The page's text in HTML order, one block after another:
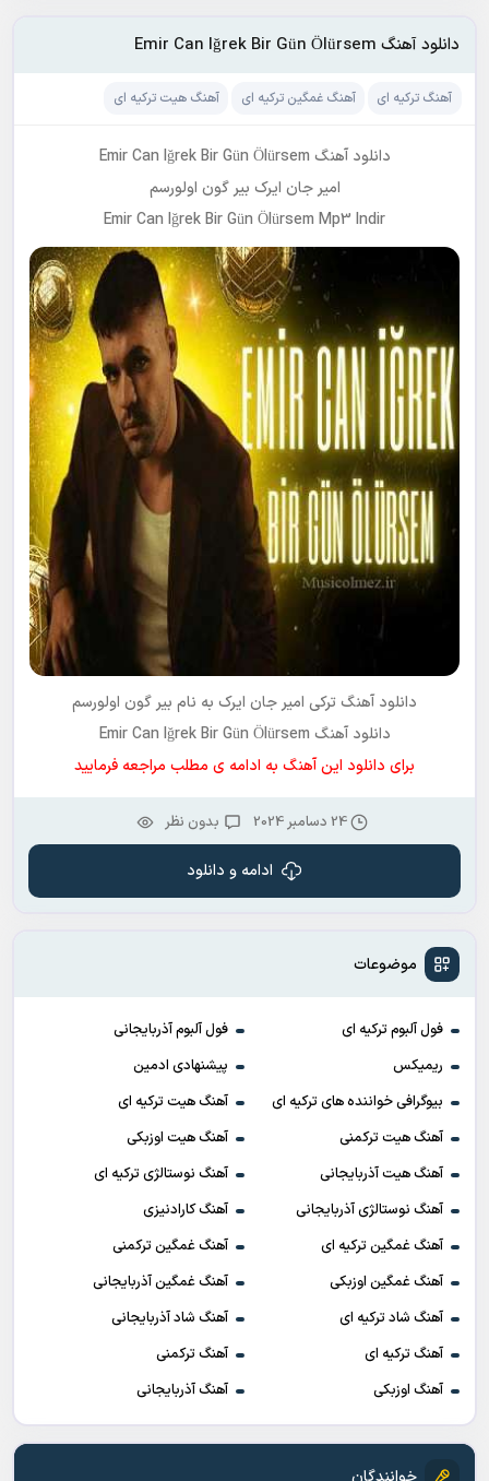
موضوعات
فول آلبوم ترکیه ای
فول آلبوم آذربایجانی
ریمیکس
پیشنهادی ادمین
بیوگرافی خواننده های ترکیه ای
آهنگ هیت ترکیه ای
آهنگ هیت ترکمنی
آهنگ هیت اوزبکی
آهنگ هیت آذربایجانی
آهنگ نوستالژی ترکیه ای
آهنگ نوستالژی آذربایجانی
آهنگ کارادنیزی
آهنگ غمگین ترکیه ای
آهنگ غمگین ترکمنی
آهنگ غمگین اوزبکی
آهنگ غمگین آذربایجانی
آهنگ شاد ترکیه ای
آهنگ شاد آذربایجانی
آهنگ ترکیه ای
آهنگ ترکمنی
آهنگ اوزبکی
آهنگ آذربایجانی
دانلود آهنگ Emir Can Iğrek Bir Gün Ölürsem
آهنگ ترکیه ای آهنگ غمگین ترکیه ای آهنگ هیت ترکیه ای
دانلود آهنگ Emir Can Iğrek Bir Gün Ölürsem
امیر جان ایرک بیر گون اولورسم
Emir Can Iğrek Bir Gün Ölürsem Mp3 Indir
دانلود آهنگ ترکی امیر جان ایرک به نام بیر گون اولورسم
دانلود آهنگ Emir Can Iğrek Bir Gün Ölürsem
برای دانلود این آهنگ به ادامه ی مطلب مراجعه فرمایید
24 دسامبر 2024 بدون نظر
ادامه و دانلود